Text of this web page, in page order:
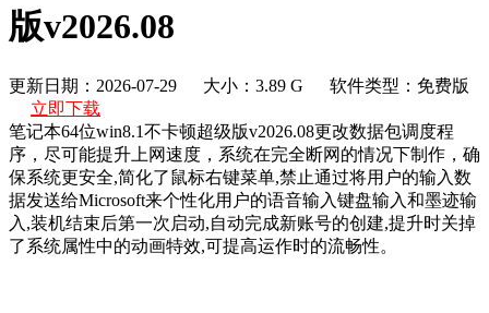
版v2026.08
更新日期：2026-07-29 大小：3.89 G
软件类型：免费版
立即下载
笔记本64位win8.1不卡顿超级版v2026.08更改数据包调度程
序，尽可能提升上网速度，系统在完全断网的情况下制作，确
保系统更安全,简化了鼠标右键菜单,禁止通过将用户的输入数
据发送给Microsoft来个性化用户的语音输入键盘输入和墨迹输
入,装机结束后第一次启动,自动完成新账号的创建,提升时关掉
了系统属性中的动画特效,可提高运作时的流畅性。